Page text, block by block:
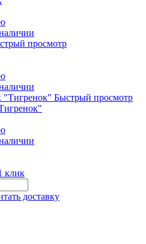
просмотр
Быстрый просмотр
клик
доставку